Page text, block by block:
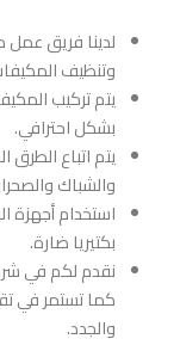
لدينا فريق
وتنظيف
يتم تركيب
بشكل احترافي.
يتم اتباع
والشباك
استخدام أجهزة
بكتيريا ضارة.
نقدم لكم في
كما تستمر في
والجدد.